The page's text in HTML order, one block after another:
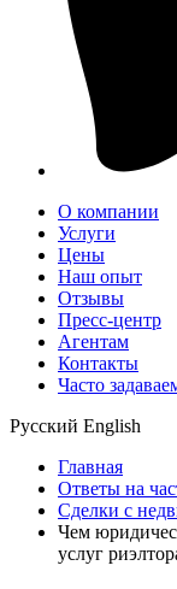
О компании
Услуги
Цены
Наш опыт
Отзывы
Пресс-центр
Агентам
Контакты
Часто
Русский English
Главная
Ответы на
Сделки с
Чем
услуг